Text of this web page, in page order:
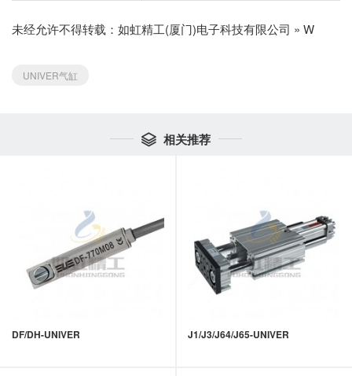
未经允许不得转载： 如虹精工(厦门)电子科技有限公司 » W
UNIVER气缸
 相关推荐
DF/DH-UNIVER J1/J3/J64/J65-UNIVER